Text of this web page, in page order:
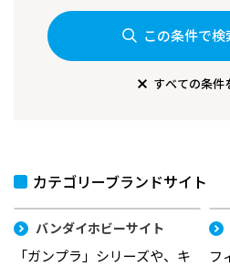
この条件で検
すべての条件
カテゴリーブランドサイト
バンダイホビーサイト
「ガンプラ」シリーズや、キ
フ